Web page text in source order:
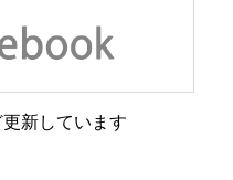
新しています